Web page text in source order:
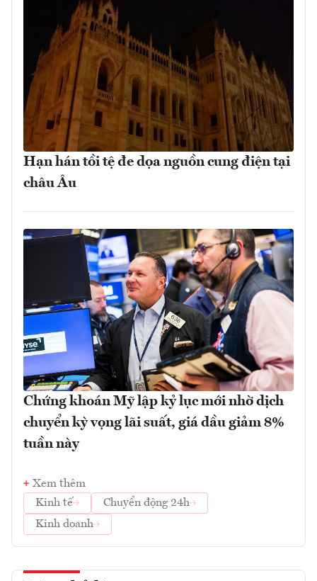
Hạn hán tồi tệ đe dọa nguồn cung điện tại
châu Âu
Chứng khoán Mỹ lập kỷ lục mới nhờ dịch
chuyển kỳ vọng lãi suất, giá dầu giảm 8%
tuần này
Xem thêm
Kinh tế
Chuyển động 24h
Kinh doanh